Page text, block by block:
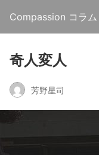
Compassion コラム
奇人変人
芳野星司